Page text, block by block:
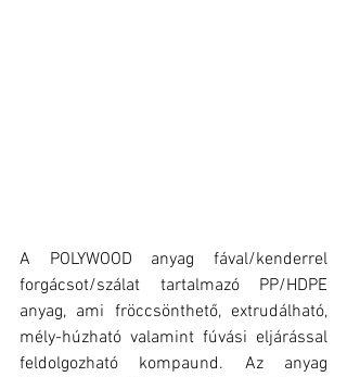
A POLYWOOD anyag fával/kenderrel
forgácsot/szálat tartalmazó PP/HDPE
anyag, ami fröccsönthető, extrudálható,
mély-húzható valamint fúvási eljárással
feldolgozható kompaund. Az anyag